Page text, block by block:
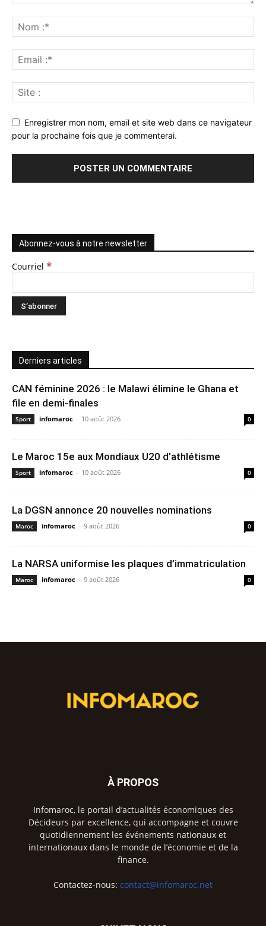
Enregistrer mon nom, email et site web dans ce navigateur
pour la prochaine fois que je commenterai.
Abonnez-vous à notre newsletter
Courriel *
Derniers articles
CAN féminine 2026 : le Malawi élimine le Ghana et
file en demi-finales
Sport infomaroc - 10 août 2026 0
Le Maroc 15e aux Mondiaux U20 d’athlétisme
Sport infomaroc - 10 août 2026 0
La DGSN annonce 20 nouvelles nominations
Maroc infomaroc - 9 août 2026 0
La NARSA uniformise les plaques d’immatriculation
Maroc infomaroc - 9 août 2026 0
À PROPOS
Infomaroc, le portail d’actualités économiques des
Décideurs par excellence, qui accompagne et couvre
quotidiennement les événements nationaux et
internationaux dans le monde de l’économie et de la
finance.
Contactez-nous: contact@infomaroc.net